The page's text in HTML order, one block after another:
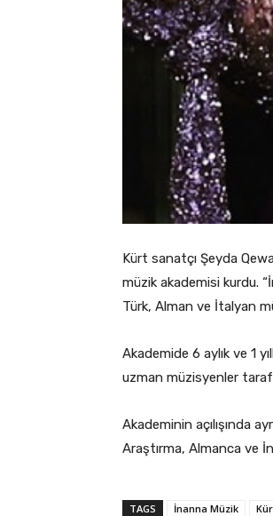
Kürt sanatçı Şeyda
müzik akademisi kurdu.
Türk, Alman ve İtalyan
Akademide 6 aylık ve 1
uzman müzisyenler
Akademinin açılışında
Araştırma, Almanca ve
TAGS İnanna Müzik